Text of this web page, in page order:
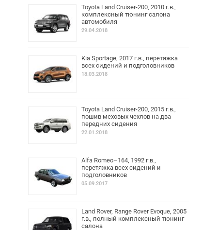
Toyota Land Cruiser-200, 2010 г.в.,
комплексный тюнинг салона
автомобиля
29.04.2018
Kia Sportage, 2017 г.в., перетяжка
всех сидений и подголовников
18.03.2018
Toyota Land Cruiser-200, 2015 г.в.,
пошив меховых чехлов на два
передних сидения
22.01.2018
Alfa Romeo–164, 1992 г.в.,
перетяжка всех сидений и
подголовников
05.09.2017
Land Rover, Range Rover Evoque, 2005
г.в., полный комплексный тюнинг
салона